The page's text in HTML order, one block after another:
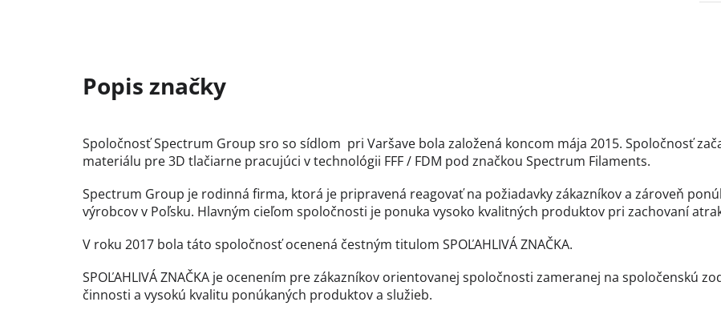
Spoločnosť Spectrum Group sro so sídlom pri Varšave bola založená koncom mája 2015. Spoločnosť
materiálu pre 3D tlačiarne pracujúci v technológii FFF / FDM pod značkou Spectrum Filaments.
Spectrum Group je rodinná firma, ktorá je pripravená reagovať na požiadavky zákazníkov a zároveň
výrobcov v Poľsku. Hlavným cieľom spoločnosti je ponuka vysoko kvalitných produktov pri zachovaní
V roku 2017 bola táto spoločnosť ocenená čestným titulom SPOĽAHLIVÁ ZNAČKA.
SPOĽAHLIVÁ ZNAČKA je ocenením pre zákazníkov orientovanej spoločnosti zameranej na spoločenskú
činnosti a vysokú kvalitu ponúkaných produktov a služieb.